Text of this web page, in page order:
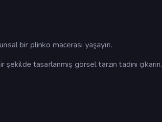
bir plinko macerası yaşayın.
tasarlanmış görsel tarzın tadını çıkarın.